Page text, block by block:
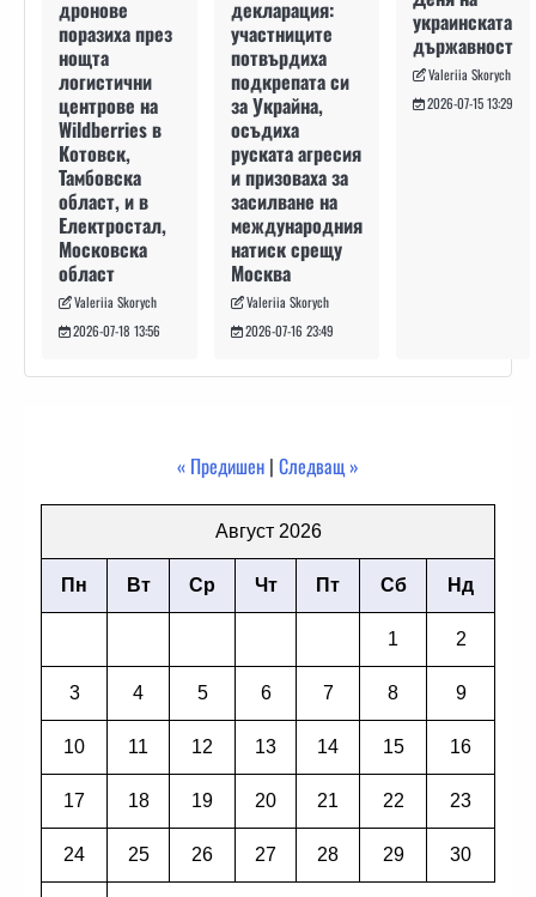
дронове
поразиха през
нощта
логистични
центрове на
Wildberries в
Котовск,
Тамбовска
област, и в
Електростал,
Московска
област
Valeriia Skorych
2026-07-18 13:56
декларация:
участниците
потвърдиха
подкрепата си
за Украйна,
осъдиха
руската агресия
и призоваха за
засилване на
международния
натиск срещу
Москва
Valeriia Skorych
2026-07-16 23:49
украинската
държавност
Valeriia Skorych
2026-07-15 13:29
« Предишен | Следващ »
Август 2026
Пн Вт Ср Чт Пт Сб Нд
1 2
3 4 5 6 7 8 9
10 11 12 13 14 15 16
17 18 19 20 21 22 23
24 25 26 27 28 29 30